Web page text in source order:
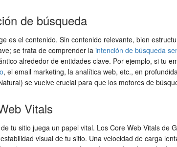
de búsqueda
es el contenido. Sin contenido relevante, bien
se trata de comprender la intención de búsqueda
alrededor de entidades clave. Por ejemplo, si tu
, el email marketing, la analítica web, etc., en
se vuelve crucial para que los motores de
Vitals
tu sitio juega un papel vital. Los Core Web Vitals
visual de tu sitio. Una velocidad de carga